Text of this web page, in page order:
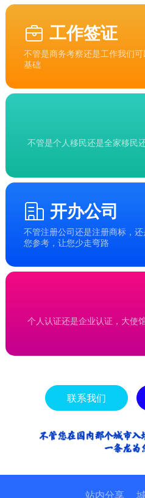
工作签证
不管是商务考察还是工作我们
基础
不管是个人移民还是全家移民
开办公司
不管注册公司还是注册商标，
您参考，让您少走弯路
个人认证还是企业认证，大使
联系我们
站内分享